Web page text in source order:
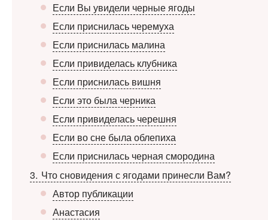
Если Вы увидели черные ягоды
Если приснилась черемуха
Если приснилась малина
Если привиделась клубника
Если приснилась вишня
Если это была черника
Если привиделась черешня
Если во сне была облепиха
Если приснилась черная смородина
3 Что сновидения с ягодами принесли Вам?
Автор публикации
Анастасия